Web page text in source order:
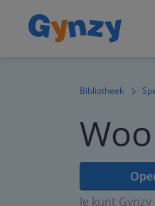
Bibliotheek
Je kunt